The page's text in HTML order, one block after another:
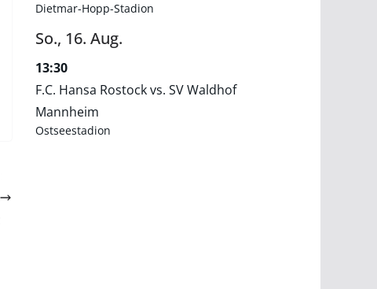
Dietmar-Hopp-Stadion
So., 16. Aug.
13:30
F.C. Hansa Rostock vs. SV Waldhof
Mannheim
Ostseestadion